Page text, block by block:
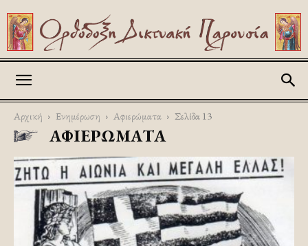
Αρχική Ενημέρωση Αφιερώματα Σελίδα 13
ΑΦΙΕΡΏΜΑΤΑ